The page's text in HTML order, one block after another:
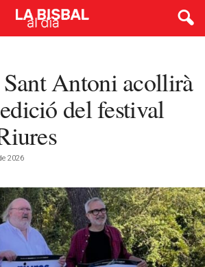
Antoni acollirà
del festival
2026